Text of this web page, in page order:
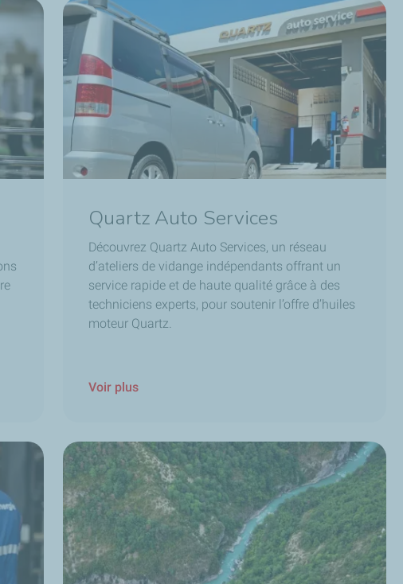
Quartz Auto Services
Découvrez Quartz Auto Services, un réseau
d’ateliers de vidange indépendants offrant un
service rapide et de haute qualité grâce à des
techniciens experts, pour soutenir l’offre d’huiles
moteur Quartz.
Voir plus